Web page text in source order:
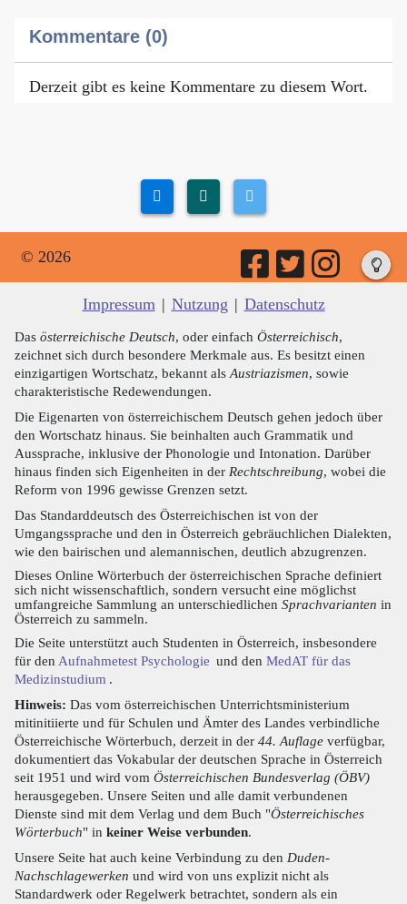
Kommentare (0)
Derzeit gibt es keine Kommentare zu diesem Wort.
© 2026
Impressum | Nutzung | Datenschutz
Das österreichische Deutsch, oder einfach Österreichisch,
zeichnet sich durch besondere Merkmale aus. Es besitzt einen
einzigartigen Wortschatz, bekannt als Austriazismen, sowie
charakteristische Redewendungen.
Die Eigenarten von österreichischem Deutsch gehen jedoch über
den Wortschatz hinaus. Sie beinhalten auch Grammatik und
Aussprache, inklusive der Phonologie und Intonation. Darüber
hinaus finden sich Eigenheiten in der Rechtschreibung, wobei die
Reform von 1996 gewisse Grenzen setzt.
Das Standarddeutsch des Österreichischen ist von der
Umgangssprache und den in Österreich gebräuchlichen Dialekten,
wie den bairischen und alemannischen, deutlich abzugrenzen.
Dieses Online Wörterbuch der österreichischen Sprache definiert
sich nicht wissenschaftlich, sondern versucht eine möglichst
umfangreiche Sammlung an unterschiedlichen Sprachvarianten in
Österreich zu sammeln.
Die Seite unterstützt auch Studenten in Österreich, insbesondere
für den Aufnahmetest Psychologie und den MedAT für das
Medizinstudium .
Hinweis: Das vom österreichischen Unterrichtsministerium
mitinitiierte und für Schulen und Ämter des Landes verbindliche
Österreichische Wörterbuch, derzeit in der 44. Auflage verfügbar,
dokumentiert das Vokabular der deutschen Sprache in Österreich
seit 1951 und wird vom Österreichischen Bundesverlag (ÖBV)
herausgegeben. Unsere Seiten und alle damit verbundenen
Dienste sind mit dem Verlag und dem Buch "Österreichisches
Wörterbuch" in keiner Weise verbunden.
Unsere Seite hat auch keine Verbindung zu den Duden-
Nachschlagewerken und wird von uns explizit nicht als
Standardwerk oder Regelwerk betrachtet, sondern als ein